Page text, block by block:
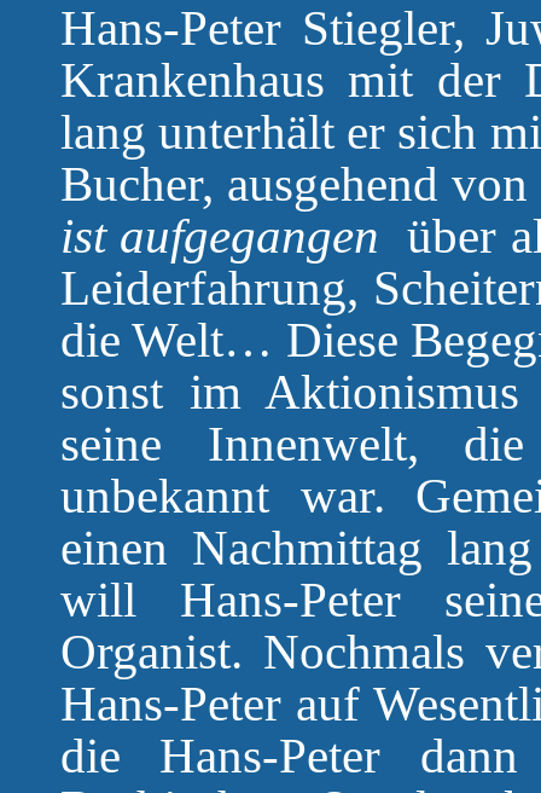
Hans-Peter Stiegler,
Krankenhaus mit der
lang unterhält er sich
Bucher, ausgehend
ist aufgegangen über
Leiderfahrung,
die Welt… Diese
sonst im
seine Innenwelt,
unbekannt war.
einen Nachmittag
will Hans-Peter
Organist. Nochmals
Hans-Peter auf
die Hans-Peter